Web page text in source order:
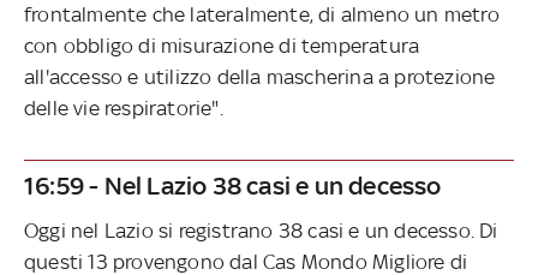
frontalmente che lateralmente, di almeno un metro
con obbligo di misurazione di temperatura
all'accesso e utilizzo della mascherina a protezione
delle vie respiratorie".
16:59 - Nel Lazio 38 casi e un decesso
Oggi nel Lazio si registrano 38 casi e un decesso. Di
questi 13 provengono dal Cas Mondo Migliore di